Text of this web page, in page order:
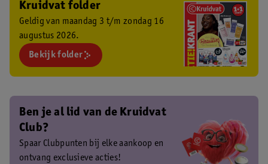
Kruidvat folder
Geldig van maandag 3 t/m zondag 16
augustus 2026.
Bekijk folder
Ben je al lid van de Kruidvat
Club?
Spaar Clubpunten bij elke aankoop en
ontvang exclusieve acties!